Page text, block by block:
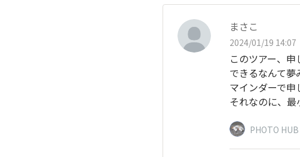
まさこ
2024/01/19 14:07
このツアー、
できるなんて夢
マインダーで申
それなのに、
PHOTO